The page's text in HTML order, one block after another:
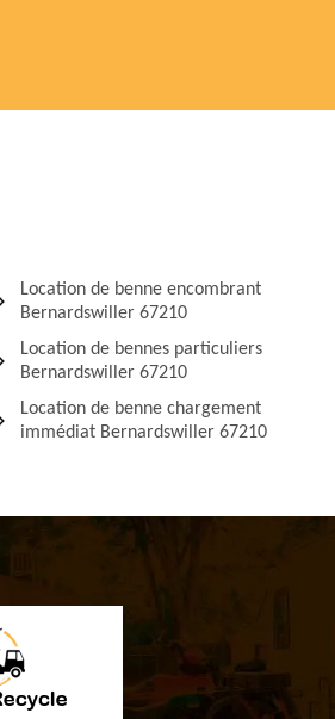
Location de benne encombrant
Bernardswiller 67210
Location de bennes particuliers
Bernardswiller 67210
Location de benne chargement
immédiat Bernardswiller 67210